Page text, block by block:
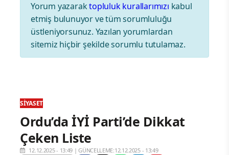
Yorum yazaraktopluluk kurallarımızı kabul
etmiş bulunuyor ve tüm sorumluluğu
üstleniyorsunuz. Yazılan yorumlardan
sitemiz hiçbir şekilde sorumlu tutulamaz.
SIYASET
Ordu’da İYİ Parti’de Dikkat
Çeken Liste
12.12.2025 - 13:49 |GÜNCELLEME:12.12.2025 - 13:49